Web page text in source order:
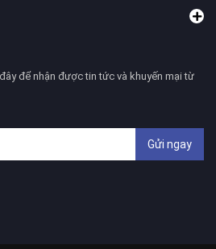
để nhận được tin tức và khuyến mại từ
Gửi ngay